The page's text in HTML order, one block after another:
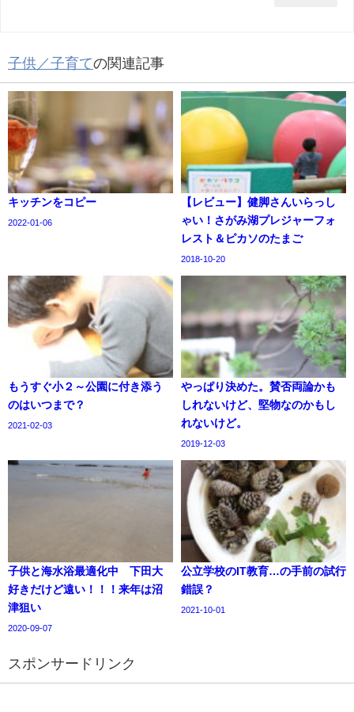
子供／子育ての関連記事
キッチンをコピー
2022-01-06
【レビュー】健脚さんいらっし
ゃい！さがみ湖プレジャーフォ
レスト＆ピカソのたまご
2018-10-20
もうすぐ小２～公園に付き添う
のはいつまで？
2021-02-03
やっぱり決めた。賛否両論かも
しれないけど、堅物なのかもし
れないけど。
2019-12-03
子供と海水浴最適化中 下田大
好きだけど遠い！！！来年は沼
津狙い
2020-09-07
公立学校のIT教育…の手前の試行
錯誤？
2021-10-01
スポンサードリンク